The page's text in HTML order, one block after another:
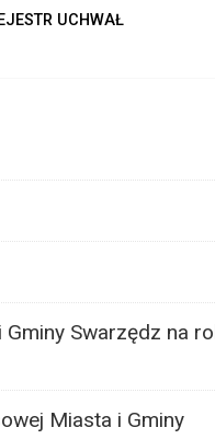
UCHWAŁ
Swarzędz na
Miasta i Gminy